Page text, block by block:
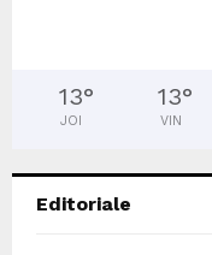
13°
JOI
13°
VIN
Editoriale